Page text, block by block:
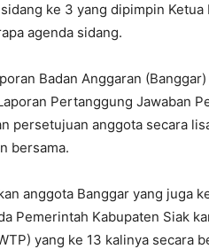
ke 3 yang dipimpin Ketua
agenda sidang.
Badan Anggaran
Pertanggung Jawaban
persetujuan anggota secara
bersama.
anggota Banggar yang juga
Pemerintah Kabupaten Siak
yang ke 13 kalinya secara